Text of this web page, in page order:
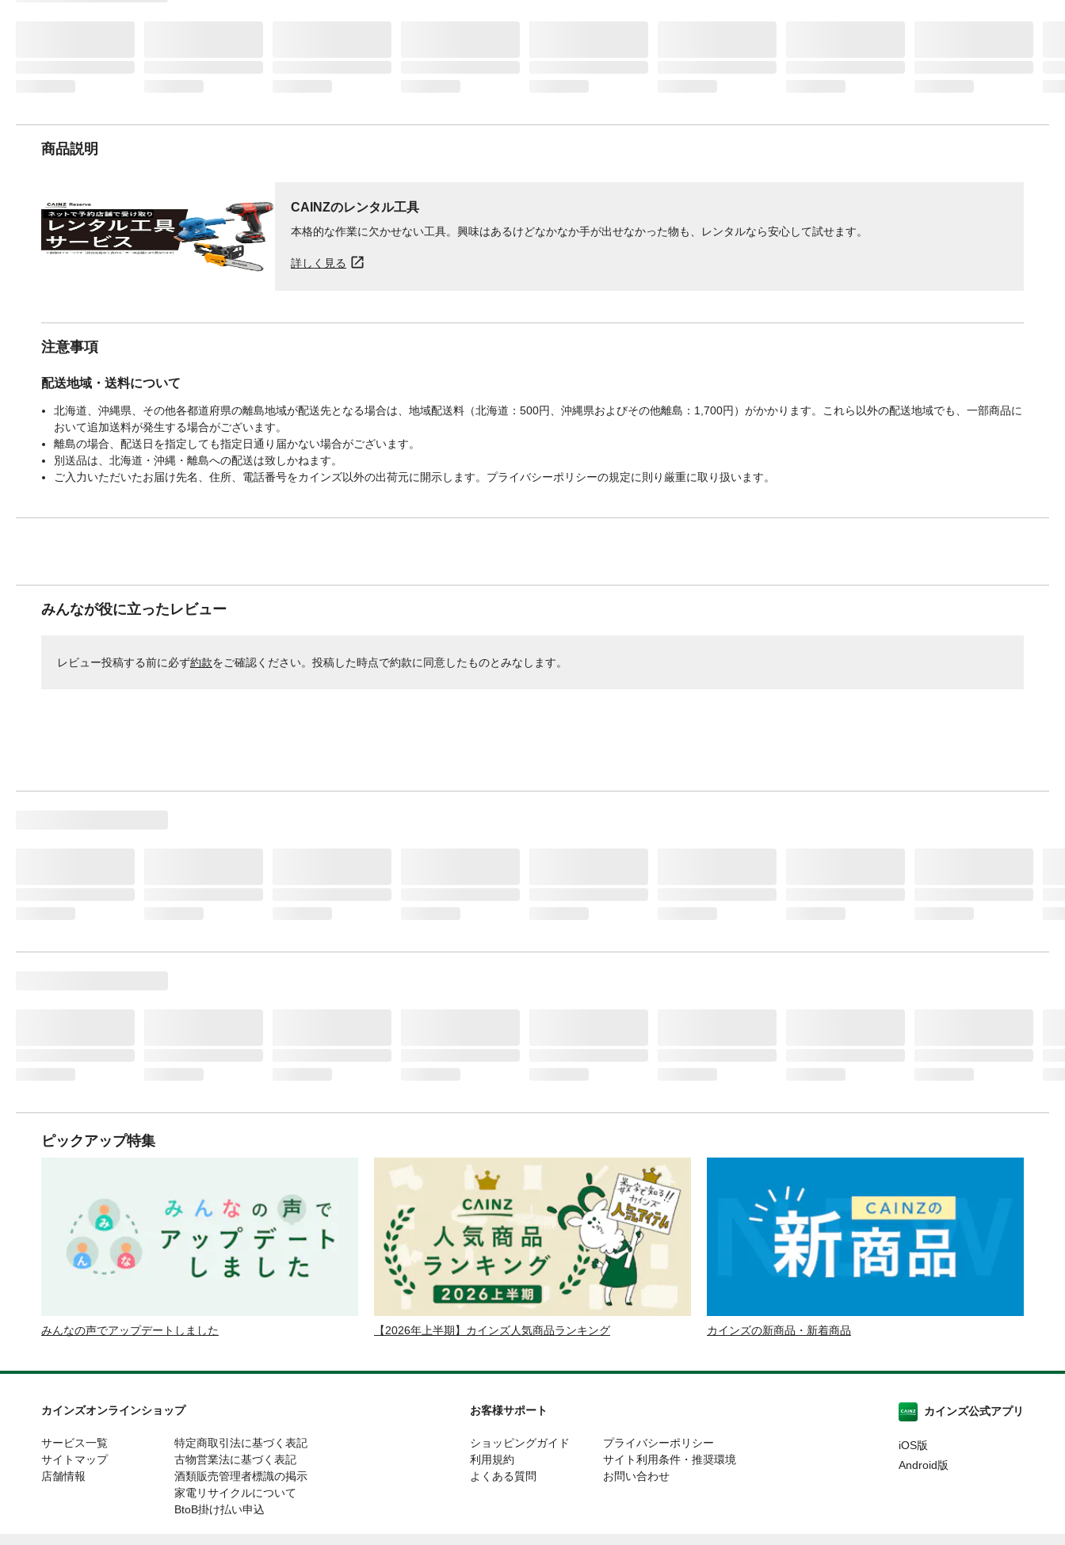
商品説明
CAINZのレンタル工具
本格的な作業に欠かせない工具。興味はあるけどなかなか手が出せなかった物も、レンタルなら安心して試せます。
詳しく見る
注意事項
配送地域・送料について
北海道、沖縄県、その他各都道府県の離島地域が配送先となる場合は、地域配送料（北海道：500円、沖縄県およびその他離島：1,700円）がかかります。これら以外の配送地域でも、一部商品に
おいて追加送料が発生する場合がございます。
離島の場合、配送日を指定しても指定日通り届かない場合がございます。
別送品は、北海道・沖縄・離島への配送は致しかねます。
ご入力いただいたお届け先名、住所、電話番号をカインズ以外の出荷元に開示します。プライバシーポリシーの規定に則り厳重に取り扱います。
みんなが役に立ったレビュー
レビュー投稿する前に必ず約款をご確認ください。投稿した時点で約款に同意したものとみなします。
ピックアップ特集
みんなの声でアップデートしました 【2026年上半期】カインズ人気商品ランキング カインズの新商品・新着商品
カインズオンラインショップ
サービス一覧
サイトマップ
店舗情報
特定商取引法に基づく表記
古物営業法に基づく表記
酒類販売管理者標識の掲示
家電リサイクルについて
BtoB掛け払い申込
お客様サポート
ショッピングガイド
利用規約
よくある質問
プライバシーポリシー
サイト利用条件・推奨環境
お問い合わせ
カインズ公式アプリ
iOS版
Android版